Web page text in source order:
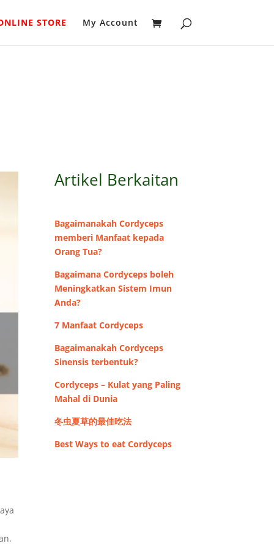
STORE My Account
Artikel Berkaitan
Bagaimanakah Cordyceps
memberi Manfaat kepada
Orang Tua?
Bagaimana Cordyceps boleh
Meningkatkan Sistem Imun
Anda?
7 Manfaat Cordyceps
Bagaimanakah Cordyceps
Sinensis terbentuk?
Cordyceps – Kulat yang Paling
Mahal di Dunia
冬虫夏草的最佳吃法
Best Ways to eat Cordyceps